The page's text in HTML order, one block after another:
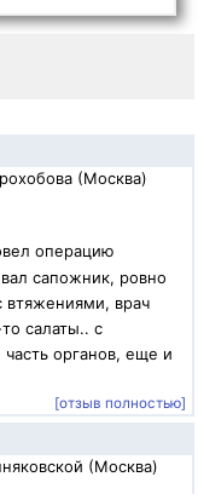
(Москва)
операцию
сапожник, ровно
втяжениями, врач
салаты.. с
органов, еще и
[отзыв полностью]
(Москва)